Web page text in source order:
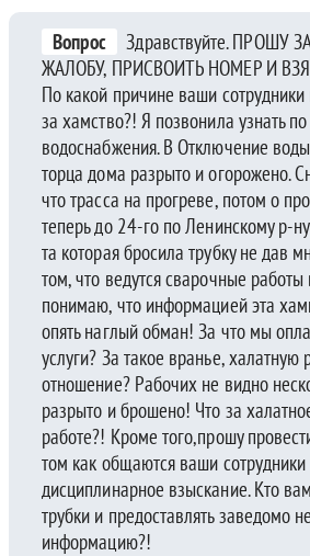
Вопрос
Здравствуйте. ПРОШУ
ЖАЛОБУ, ПРИСВОИТЬ НОМЕР И
По какой причине ваши
за хамство?! Я позвонила узнать
водоснабжения. В Отключение
торца дома разрыто и огорожено.
что трасса на прогреве, потом о
теперь до 24-го по Ленинскому р-
та которая бросила трубку не дав
том, что ведутся сварочные
понимаю, что информацией эта
опять наглый обман! За что мы
услуги? За такое вранье, халатную
отношение? Рабочих не видно
разрыто и брошено! Что за
работе?! Кроме того,прошу
том как общаются ваши сотрудники
дисциплинарное взыскание. Кто
трубки и предоставлять заведомо
информацию?!